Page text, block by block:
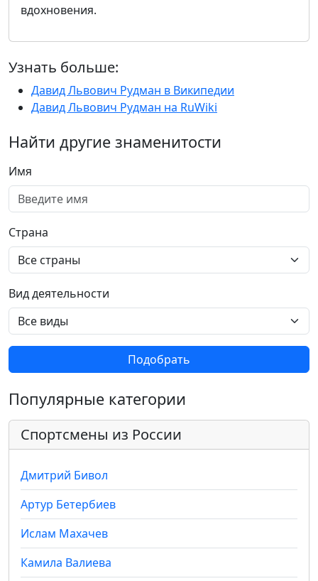
вдохновения.
Узнать больше:
Давид Львович Рудман в Википедии
Давид Львович Рудман на RuWiki
Найти другие знаменитости
Имя
Страна
Вид деятельности
Подобрать
Популярные категории
Спортсмены из России
Дмитрий Бивол
Артур Бетербиев
Ислам Махачев
Камила Валиева